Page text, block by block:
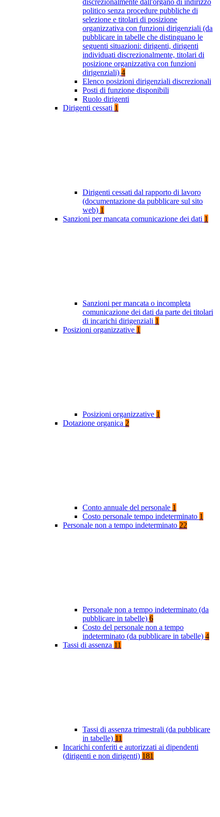
discrezionalmente dall'organo di indirizzo
politico senza procedure pubbliche di
selezione e titolari di posizione
organizzativa con funzioni dirigenziali (da
pubblicare in tabelle che distinguano le
seguenti situazioni: dirigenti, dirigenti
individuati discrezionalmente, titolari di
posizione organizzativa con funzioni
dirigenziali) 4
Elenco posizioni dirigenziali discrezionali
Posti di funzione disponibili
Ruolo dirigenti
Dirigenti cessati 1
Dirigenti cessati dal rapporto di lavoro
(documentazione da pubblicare sul sito
web) 1
Sanzioni per mancata comunicazione dei dati 1
Sanzioni per mancata o incompleta
comunicazione dei dati da parte dei titolari
di incarichi dirigenziali 1
Posizioni organizzative 1
Posizioni organizzative 1
Dotazione organica 2
Conto annuale del personale 1
Costo personale tempo indeterminato 1
Personale non a tempo indeterminato 22
Personale non a tempo indeterminato (da
pubblicare in tabelle) 6
Costo del personale non a tempo
indeterminato (da pubblicare in tabelle) 4
Tassi di assenza 11
Tassi di assenza trimestrali (da pubblicare
in tabelle) 11
Incarichi conferiti e autorizzati ai dipendenti
(dirigenti e non dirigenti) 181